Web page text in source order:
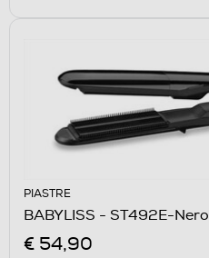
PIASTRE
BABYLISS - ST492E-Nero
€ 54,90